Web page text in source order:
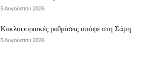
5 Αυγούστου 2026
Κυκλοφοριακές ρυθμίσεις απόψε στη Σάμη
5 Αυγούστου 2026